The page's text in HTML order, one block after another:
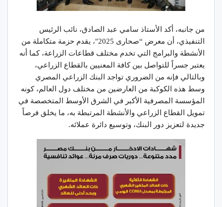
من جانبه، أكد الأستاذ سامي عبد الصادق، نائب الرئيس
التنفيذي، أن معرض “صحارى 2025″، يقدم حزمة متكاملة من
الأنشطة والبرامج التي تخدم مختلف قطاعات الزراعة، كما أنه
يعتبر جسراً للتواصل بين كافة المعنيين بالقطاع الزراعي،
وبالتالي فإنه من الضروري تواجد البنك الزراعي المصري
وسط هذه الكوكبة من العارضين من مختلف دول العالم، كونه
المؤسسة المصرفية الأكبر في الشرق الأوسط المتخصصة في
تمويل القطاع الزراعي والأنشطة المرتبطة به، ما يخلق فرصاً
جديدة لتعزيز دور البنك، وتوسيع دائرة عملائه.